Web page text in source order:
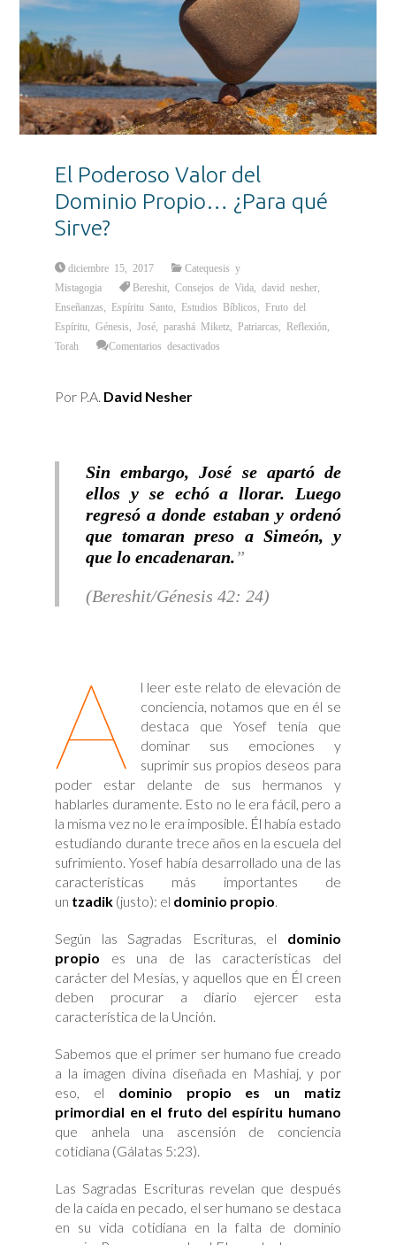
El Poderoso Valor del
Dominio Propio… ¿Para qué
Sirve?
diciembre 15, 2017
Catequesis y
Mistagogia
Bereshit ,Consejos de Vida ,david nesher
Enseñanzas
Espíritu Santo Estudios Bíblicos
Fruto del
Espíritu
,Génesis José ,parashá Miketz Patriarcas Reflexión
Torah
Comentarios desactivados
Por P.A. David Nesher
Sin embargo, José se apartó de
ellos y se echó a llorar. Luego
regresó a donde estaban y ordenó
que tomaran preso a Simeón, y
que lo encadenaran.
(Bereshit/Génesis 42: 24)
A
l leer este relato de elevación de
conciencia, notamos que en él se
destaca que Yosef tenía que
dominar sus emociones y
suprimir sus propios deseos para
poder estar delante de sus hermanos y
hablarles duramente. Esto no le era fácil, pero a
la misma vez no le era imposible. Él había estado
estudiando durante trece años en la escuela del
sufrimiento. Yosef había desarrollado una de las
características más importantes de
un tzadik (justo): el dominio propio
Según las Sagradas Escrituras, el dominio
propio es una de las características del
carácter del Mesías, y aquellos que en Él creen
deben procurar a diario ejercer esta
característica de la Unción.
Sabemos que el primer ser humano fue creado
a la imagen divina diseñada en Mashiaj, y por
eso, el dominio propio es un matiz
primordial en el fruto del espíritu humano
que anhela una ascensión de conciencia
cotidiana (Gálatas 5:23).
Las Sagradas Escrituras revelan que después
de la caída en pecado, el ser humano se destaca
en su vida cotidiana en la falta de dominio